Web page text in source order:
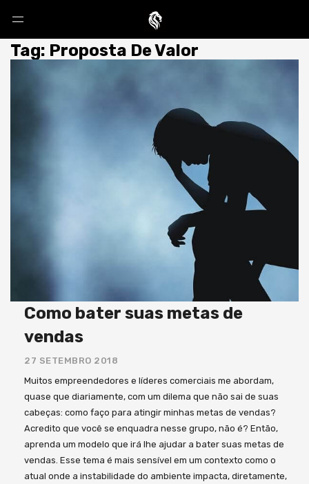
Tag: Proposta De Valor
Como bater suas metas de
vendas
27 SETEMBRO 2018
Muitos empreendedores e líderes comerciais me abordam,
quase que diariamente, com um dilema que não sai de suas
cabeças: como faço para atingir minhas metas de vendas?
Acredito que você se enquadra nesse grupo, não é? Então,
aprenda um modelo que irá lhe ajudar a bater suas metas de
vendas. Esse tema é mais sensível em um contexto como o
atual onde a instabilidade do ambiente impacta, diretamente,